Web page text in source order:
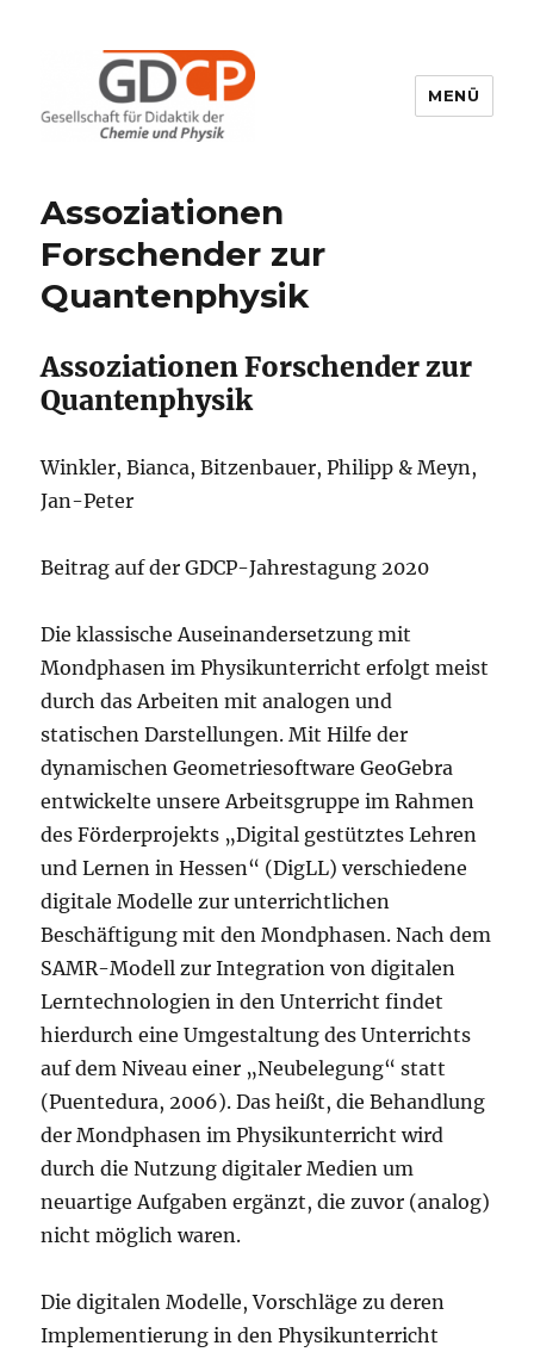
MENÜ
Assoziationen
Forschender zur
Quantenphysik
Assoziationen Forschender zur
Quantenphysik
Winkler, Bianca, Bitzenbauer, Philipp & Meyn,
Jan-Peter
Beitrag auf der GDCP-Jahrestagung 2020
Die klassische Auseinandersetzung mit
Mondphasen im Physikunterricht erfolgt meist
durch das Arbeiten mit analogen und
statischen Darstellungen. Mit Hilfe der
dynamischen Geometriesoftware GeoGebra
entwickelte unsere Arbeitsgruppe im Rahmen
des Förderprojekts „Digital gestütztes Lehren
und Lernen in Hessen“ (DigLL) verschiedene
digitale Modelle zur unterrichtlichen
Beschäftigung mit den Mondphasen. Nach dem
SAMR-Modell zur Integration von digitalen
Lerntechnologien in den Unterricht findet
hierdurch eine Umgestaltung des Unterrichts
auf dem Niveau einer „Neubelegung“ statt
(Puentedura, 2006). Das heißt, die Behandlung
der Mondphasen im Physikunterricht wird
durch die Nutzung digitaler Medien um
neuartige Aufgaben ergänzt, die zuvor (analog)
nicht möglich waren.
Die digitalen Modelle, Vorschläge zu deren
Implementierung in den Physikunterricht